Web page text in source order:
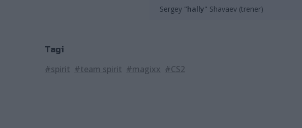
Sergey "⁠hally⁠" Shavaev (trener)
Tagi
#spirit #team spirit #magixx #CS2